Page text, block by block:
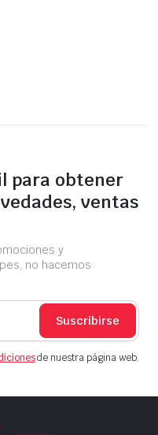
para obtener
ventas
y
no hacemos
Suscribirse
de nuestra página web.